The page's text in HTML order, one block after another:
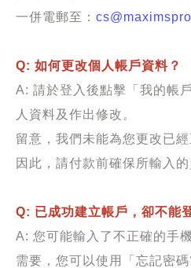
一併電郵至：
Q: 如何更改個人帳戶資料？
A: 請於登入後點擊「我的帳
人資料及作出修改。
留意，我們未能為您更改已
因此，請付款前確保所輸入的
Q: 已成功建立帳戶，卻不能
A: 您可能輸入了不正確的手
需要，您可以使用「忘記密